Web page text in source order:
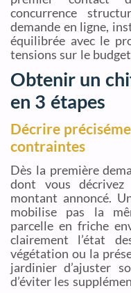
concurrence
demande en ligne,
équilibrée avec le
tensions sur le
Obtenir un
en 3 étapes
Décrire
contraintes
Dès la première
dont vous
montant annoncé.
mobilise pas la
parcelle en friche
clairement l’état
végétation ou la
jardinier d’ajuster
d’éviter les